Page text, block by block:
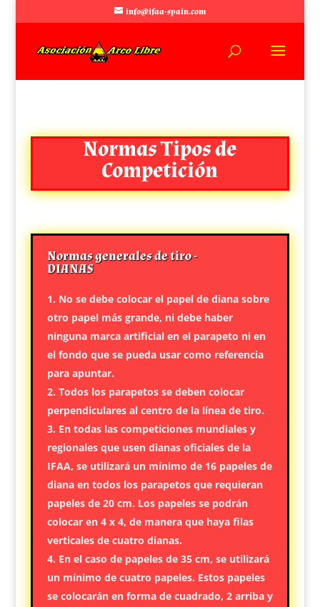
info@ifaa-spain.com
Normas Tipos de
Competición
Normas generales de tiro -
DIANAS
No se debe colocar el papel de diana sobre
otro papel más grande, ni debe haber
ninguna marca artificial en el parapeto ni en
el fondo que se pueda usar como referencia
para apuntar.
Todos los parapetos se deben colocar
perpendiculares al centro de la línea de tiro.
En todas las competiciones mundiales y
regionales que usen dianas oficiales de la
IFAA, se utilizará un mínimo de 16 papeles de
diana en todos los parapetos que requieran
papeles de 20 cm. Los papeles se podrán
colocar en 4 x 4, de manera que haya filas
verticales de cuatro dianas.
En el caso de papeles de 35 cm, se utilizará
un mínimo de cuatro papeles. Estos papeles
se colocarán en forma de cuadrado, 2 arriba y